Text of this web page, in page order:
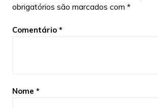
obrigatórios são marcados com *
Comentário *
Nome *